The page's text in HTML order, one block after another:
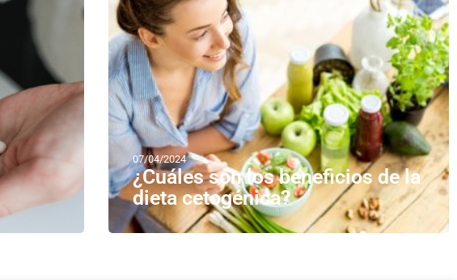
07/04/2024
¿Cuáles son los beneficios de la
dieta cetogénica?